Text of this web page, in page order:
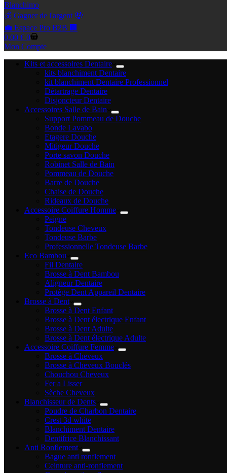
Blanchimo
💰 Gagner de l'argent 🤑
💼 Espace Pro B2B 🏢
Panier
d’achat
0,00 € 0
Mon Compte
Kits et accessoires Dentaire
kits blanchiment Dentaire
kit blanchiment Dentaire Professionnel
Détartrage Dentaire
Disjoncteur Dentaire
Accessoires Salle de Bain
Support Pommeau de Douche
Bonde Lavabo
Etagere Douche
Mitigeur Douche
Porte savon Douche
Robinet Salle de Bain
Pommeau de Douche
Barre de Douche
Chaise de Douche
Rideaux de Douche
Accessoire Coiffure Homme
Peigne
Tondeuse Cheveux
Tondeuse Barbe
Professionnelle Tondeuse Barbe
Eco Bambou
Fil Dentaire
Brosse à Dent Bambou
Aligneur Dentaire
Protège Dent Appareil Dentaire
Brosse à Dent
Brosse à Dent Enfant
Brosse à Dent électrique Enfant
Brosse à Dent Adulte
Brosse à Dent électrique Adulte
Accessoire Coiffure Femme
Brosse à Cheveux
Brosse à Cheveux Bouclés
Chouchou Cheveux
Fer a Lisser
Sèche Cheveux
Blanchisseur de Dents
Poudre de Charbon Dentaire
Crest 3d white
Blanchiment Dentaire
Dentifrice Blanchissant
Anti Ronflement
Bague anti ronflement
Ceinture anti-ronflement